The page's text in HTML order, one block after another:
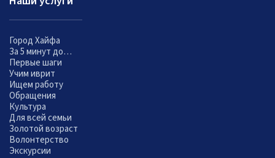
Город Хайфа
За 5 минут до…
Первые шаги
Учим иврит
Ищем работу
Обращения
Культура
Для всей семьи
Золотой возраст
Волонтерство
Экскурсии